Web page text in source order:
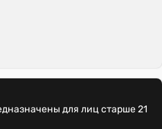
для лиц старше 21